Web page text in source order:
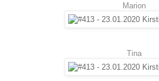
Marion
Tina